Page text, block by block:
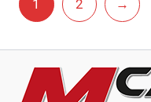
1 2 →